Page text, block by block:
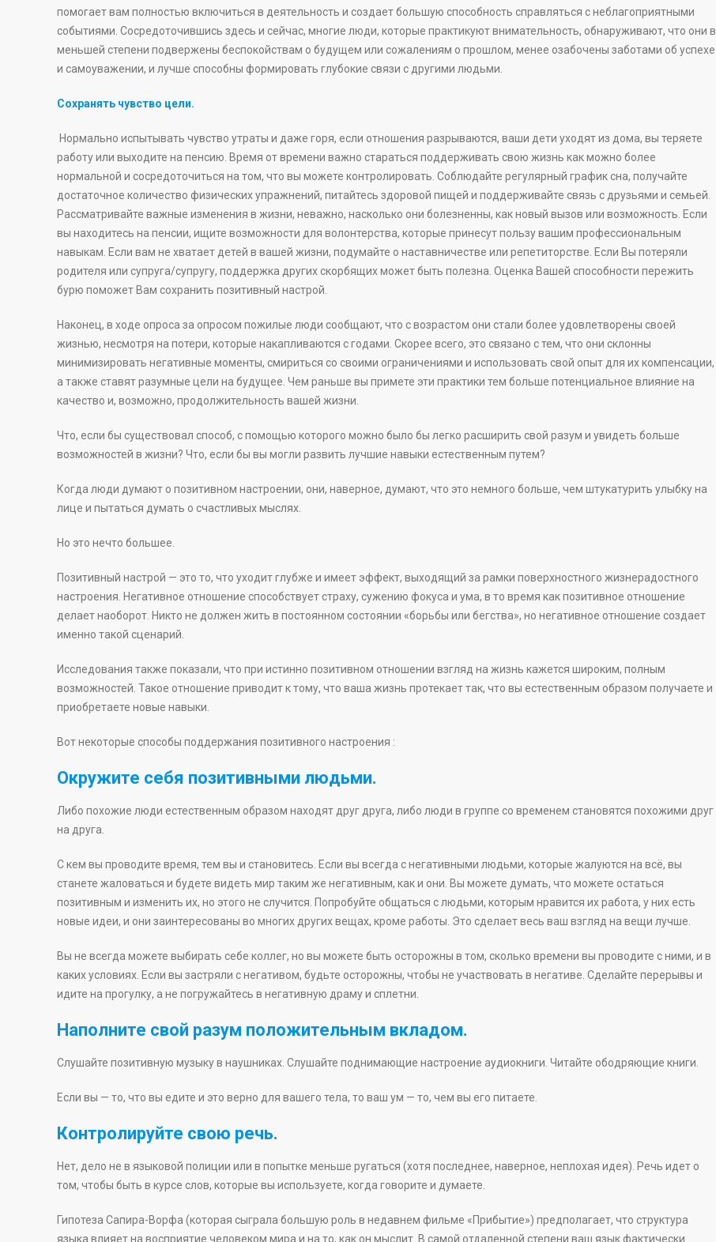
помогает вам полностью включиться в деятельность и создает большую способность справляться с неблагоприятными
событиями. Сосредоточившись здесь и сейчас, многие люди, которые практикуют внимательность, обнаруживают, что они в
меньшей степени подвержены беспокойствам о будущем или сожалениям о прошлом, менее озабочены заботами об успехе
и самоуважении, и лучше способны формировать глубокие связи с другими людьми.
Сохранять чувство цели.
Нормально испытывать чувство утраты и даже горя, если отношения разрываются, ваши дети уходят из дома, вы теряете
работу или выходите на пенсию. Время от времени важно стараться поддерживать свою жизнь как можно более
нормальной и сосредоточиться на том, что вы можете контролировать. Соблюдайте регулярный график сна, получайте
достаточное количество физических упражнений, питайтесь здоровой пищей и поддерживайте связь с друзьями и семьей.
Рассматривайте важные изменения в жизни, неважно, насколько они болезненны, как новый вызов или возможность. Если
вы находитесь на пенсии, ищите возможности для волонтерства, которые принесут пользу вашим профессиональным
навыкам. Если вам не хватает детей в вашей жизни, подумайте о наставничестве или репетиторстве. Если Вы потеряли
родителя или супруга/супругу, поддержка других скорбящих может быть полезна. Оценка Вашей способности пережить
бурю поможет Вам сохранить позитивный настрой.
Наконец, в ходе опроса за опросом пожилые люди сообщают, что с возрастом они стали более удовлетворены своей
жизнью, несмотря на потери, которые накапливаются с годами. Скорее всего, это связано с тем, что они склонны
минимизировать негативные моменты, смириться со своими ограничениями и использовать свой опыт для их компенсации,
а также ставят разумные цели на будущее. Чем раньше вы примете эти практики тем больше потенциальное влияние на
качество и, возможно, продолжительность вашей жизни.
Что, если бы существовал способ, с помощью которого можно было бы легко расширить свой разум и увидеть больше
возможностей в жизни? Что, если бы вы могли развить лучшие навыки естественным путем?
Когда люди думают о позитивном настроении, они, наверное, думают, что это немного больше, чем штукатурить улыбку на
лице и пытаться думать о счастливых мыслях.
Но это нечто большее.
Позитивный настрой — это то, что уходит глубже и имеет эффект, выходящий за рамки поверхностного жизнерадостного
настроения. Негативное отношение способствует страху, сужению фокуса и ума, в то время как позитивное отношение
делает наоборот. Никто не должен жить в постоянном состоянии «борьбы или бегства», но негативное отношение создает
именно такой сценарий.
Исследования также показали, что при истинно позитивном отношении взгляд на жизнь кажется широким, полным
возможностей. Такое отношение приводит к тому, что ваша жизнь протекает так, что вы естественным образом получаете и
приобретаете новые навыки.
Вот некоторые способы поддержания позитивного настроения :
Окружите себя позитивными людьми.
Либо похожие люди естественным образом находят друг друга, либо люди в группе со временем становятся похожими друг
на друга.
С кем вы проводите время, тем вы и становитесь. Если вы всегда с негативными людьми, которые жалуются на всё, вы
станете жаловаться и будете видеть мир таким же негативным, как и они. Вы можете думать, что можете остаться
позитивным и изменить их, но этого не случится. Попробуйте общаться с людьми, которым нравится их работа, у них есть
новые идеи, и они заинтересованы во многих других вещах, кроме работы. Это сделает весь ваш взгляд на вещи лучше.
Вы не всегда можете выбирать себе коллег, но вы можете быть осторожны в том, сколько времени вы проводите с ними, и в
каких условиях. Если вы застряли с негативом, будьте осторожны, чтобы не участвовать в негативе. Сделайте перерывы и
идите на прогулку, а не погружайтесь в негативную драму и сплетни.
Наполните свой разум положительным вкладом.
Слушайте позитивную музыку в наушниках. Слушайте поднимающие настроение аудиокниги. Читайте ободряющие книги.
Если вы — то, что вы едите и это верно для вашего тела, то ваш ум — то, чем вы его питаете.
Контролируйте свою речь.
Нет, дело не в языковой полиции или в попытке меньше ругаться (хотя последнее, наверное, неплохая идея). Речь идет о
том, чтобы быть в курсе слов, которые вы используете, когда говорите и думаете.
Гипотеза Сапира-Ворфа (которая сыграла большую роль в недавнем фильме «Прибытие») предполагает, что структура
языка влияет на восприятие человеком мира и на то, как он мыслит. В самой отдаленной степени ваш язык фактически